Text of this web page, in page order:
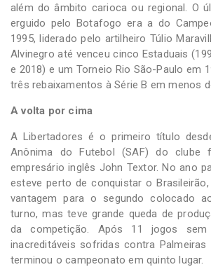
além do âmbito carioca ou regional. O
erguido pelo Botafogo era a do
1995, liderado pelo artilheiro Túlio
Alvinegro até venceu cinco Estaduais
e 2018) e um Torneio Rio São-Paulo em
três rebaixamentos à Série B em menos
A volta por cima
A Libertadores é o primeiro título
Anônima do Futebol (SAF) do clube
empresário inglês John Textor. No ano
esteve perto de conquistar o
vantagem para o segundo colocado
turno, mas teve grande queda de
da competição. Após 11 jogos
inacreditáveis sofridas contra Palmeiras
terminou o campeonato em quinto lugar.